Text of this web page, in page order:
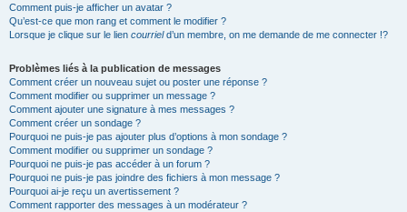
Comment puis-je afficher un avatar ?
Qu’est-ce que mon rang et comment le modifier ?
Lorsque je clique sur le lien courrield’un membre, on me demande de me connecter !?
Problèmes liés à la publication de messages
Comment créer un nouveau sujet ou poster une réponse ?
Comment modifier ou supprimer un message ?
Comment ajouter une signature à mes messages ?
Comment créer un sondage ?
Pourquoi ne puis-je pas ajouter plus d’options à mon sondage ?
Comment modifier ou supprimer un sondage ?
Pourquoi ne puis-je pas accéder à un forum ?
Pourquoi ne puis-je pas joindre des fichiers à mon message ?
Pourquoi ai-je reçu un avertissement ?
Comment rapporter des messages à un modérateur ?